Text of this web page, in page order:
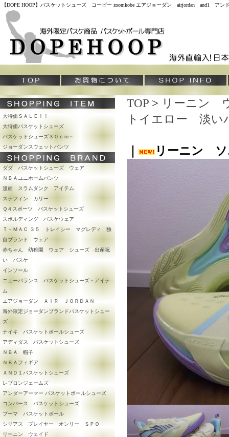
【DOPE HOOP】バスケットシューズ コービー zoomkobe エアジョーダン airjordan and1
大特価ＳＡＬＥ！！
大特価バスケットシューズ
バスケットシューズ３０ｃｍ～
ジョーダンスウェットパンツ
ダダ バスケットシューズ ウェア
ＮＢＡユニホームパンツ
漫画 スラムダンク アイテム
ステフィン カリー
Ｑ４スポーツ バスケットシューズ
スポルディング バスケウェア
Ｔ－ＭＡＣ ３５ トレイシー マグレディ 独
自ブランド ウェア
赤ちゃん 幼稚園 ウェア シューズ 出産祝
い バスケ
インソール
ニューバランス バスケットシューズ・アイテ
ム
エアジョーダン ＡＩＲ ＪＯＲＤＡＮ
海外限定ジョーダンブランドバスケットシュー
ズ
ナイキ バスケットボールシューズ
アディダス バスケットシューズ
ＮＢＡ 帽子
ＮＢＡフィギア
ＡＮＤ１バスケットシューズ
レブロンジェームズ
アンダーアーマー バスケットボールシューズ
コンバース バスケットシューズ
プーマ バスケットボール
シリアス プレイヤー オンリー ＳＰＯ
リーニン ウェイド
TOP > リーニン
トイエロー 淡い
リーニン